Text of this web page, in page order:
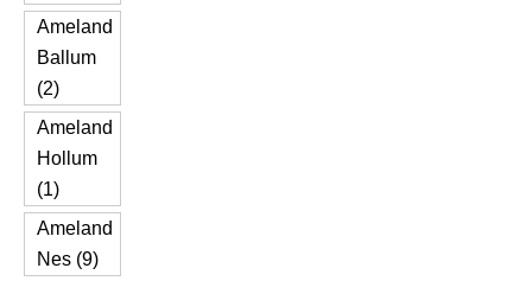
Ameland
Ballum
(2)
Ameland
Hollum
(1)
Ameland
Nes (9)